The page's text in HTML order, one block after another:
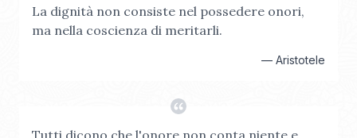
La dignità non consiste nel possedere onori,
ma nella coscienza di meritarli.
— Aristotele
Tutti dicono che l'onore non conta niente e